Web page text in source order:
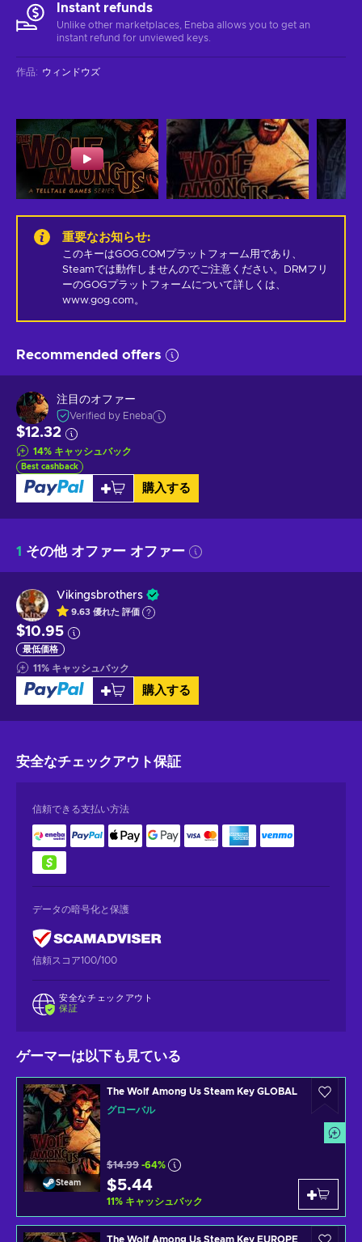
Instant refunds
Unlike other marketplaces, Eneba allows you to get an
instant refund for unviewed keys.
作品: ウィンドウズ
重要なお知らせ:
このキーはGOG.COMプラットフォーム用であり、
Steamでは動作しませんのでご注意ください。DRMフリ
ーのGOGプラットフォームについて詳しくは、
www.gog.com。
Recommended offers
注目のオファー
Verified by Eneba
$12.32
14% キャッシュバック
Best cashback
購入する
1 その他 オファー オファー
Vikingsbrothers
9.63 優れた 評価
$10.95
最低価格
11% キャッシュバック
購入する
安全なチェックアウト保証
信頼できる支払い方法
データの暗号化と保護
信頼スコア100/100
安全なチェックアウト
保証
ゲーマーは以下も見ている
Steam
The Wolf Among Us Steam Key GLOBAL
グローバル
$14.99 -64%
$5.44
11% キャッシュバック
The Wolf Among Us Steam Key EUROPE